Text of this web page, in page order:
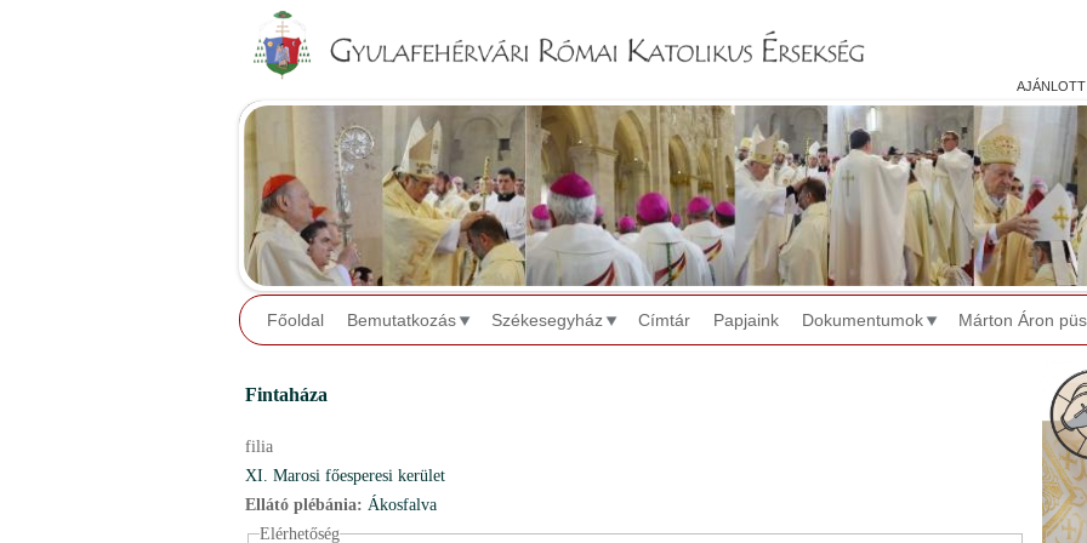
ajánlott
Főoldal Bemutatkozás Székesegyház Címtár Papjaink Dokumentumok Márton Áron
Fintaháza
filia
XI. Marosi főesperesi kerület
Ellátó plébánia: Ákosfalva
Elérhetőség